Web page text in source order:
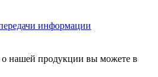
информации
о нашей продукции вы можете в